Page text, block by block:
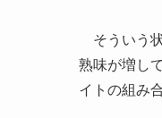
そういう
熟味が増し
イトの組み